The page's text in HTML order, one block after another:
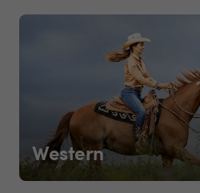
Western